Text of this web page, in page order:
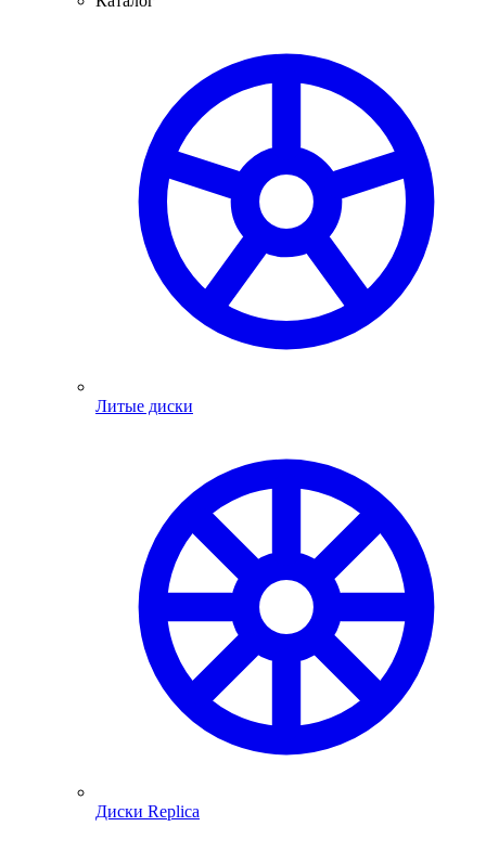
Литые диски
Диски Replica